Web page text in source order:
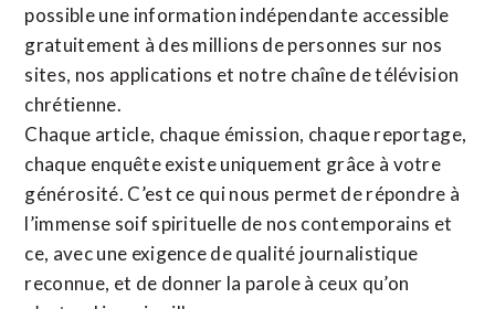
possible une information indépendante accessible
gratuitement à des millions de personnes sur nos
sites, nos applications et notre chaîne de télévision
chrétienne.
Chaque article, chaque émission, chaque reportage,
chaque enquête existe uniquement grâce à votre
générosité. C’est ce qui nous permet de répondre à
l’immense soif spirituelle de nos contemporains et
ce, avec une exigence de qualité journalistique
reconnue, et de donner la parole à ceux qu’on